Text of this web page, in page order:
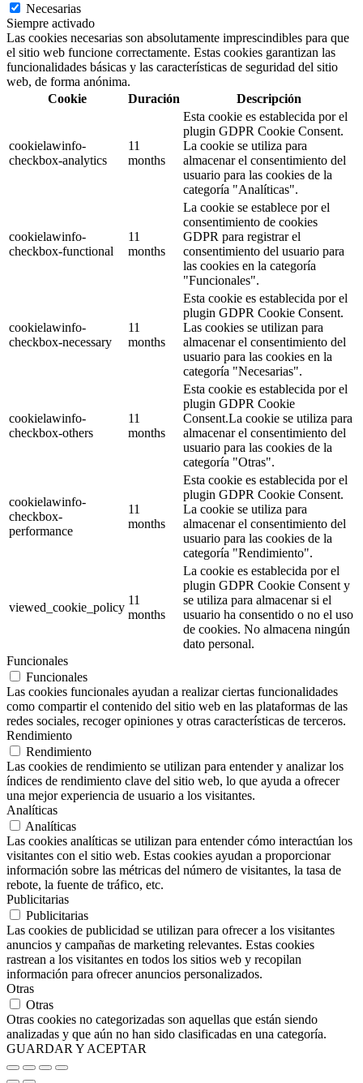
Necesarias
Siempre activado
Las cookies necesarias son absolutamente imprescindibles para que
el sitio web funcione correctamente. Estas cookies garantizan las
funcionalidades básicas y las características de seguridad del sitio
web, de forma anónima.
Cookie
Duración Descripción
cookielawinfo-
checkbox-analytics
11
months
Esta cookie es establecida por el
plugin GDPR Cookie Consent.
La cookie se utiliza para
almacenar el consentimiento del
usuario para las cookies de la
categoría "Analíticas".
cookielawinfo-
checkbox-functional
11
months
La cookie se establece por el
consentimiento de cookies
GDPR para registrar el
consentimiento del usuario para
las cookies en la categoría
"Funcionales".
cookielawinfo-
checkbox-necessary
11
months
Esta cookie es establecida por el
plugin GDPR Cookie Consent.
Las cookies se utilizan para
almacenar el consentimiento del
usuario para las cookies en la
categoría "Necesarias".
cookielawinfo-
checkbox-others
11
months
Esta cookie es establecida por el
plugin GDPR Cookie
Consent.La cookie se utiliza para
almacenar el consentimiento del
usuario para las cookies de la
categoría "Otras".
cookielawinfo-
checkbox-
performance
11
months
Esta cookie es establecida por el
plugin GDPR Cookie Consent.
La cookie se utiliza para
almacenar el consentimiento del
usuario para las cookies de la
categoría "Rendimiento".
viewed_cookie_policy
11
months
La cookie es establecida por el
plugin GDPR Cookie Consent y
se utiliza para almacenar si el
usuario ha consentido o no el uso
de cookies. No almacena ningún
dato personal.
Funcionales
Funcionales
Las cookies funcionales ayudan a realizar ciertas funcionalidades
como compartir el contenido del sitio web en las plataformas de las
redes sociales, recoger opiniones y otras características de terceros.
Rendimiento
Rendimiento
Las cookies de rendimiento se utilizan para entender y analizar los
índices de rendimiento clave del sitio web, lo que ayuda a ofrecer
una mejor experiencia de usuario a los visitantes.
Analíticas
Analíticas
Las cookies analíticas se utilizan para entender cómo interactúan los
visitantes con el sitio web. Estas cookies ayudan a proporcionar
información sobre las métricas del número de visitantes, la tasa de
rebote, la fuente de tráfico, etc.
Publicitarias
Publicitarias
Las cookies de publicidad se utilizan para ofrecer a los visitantes
anuncios y campañas de marketing relevantes. Estas cookies
rastrean a los visitantes en todos los sitios web y recopilan
información para ofrecer anuncios personalizados.
Otras
Otras
Otras cookies no categorizadas son aquellas que están siendo
analizadas y que aún no han sido clasificadas en una categoría.
GUARDAR Y ACEPTAR